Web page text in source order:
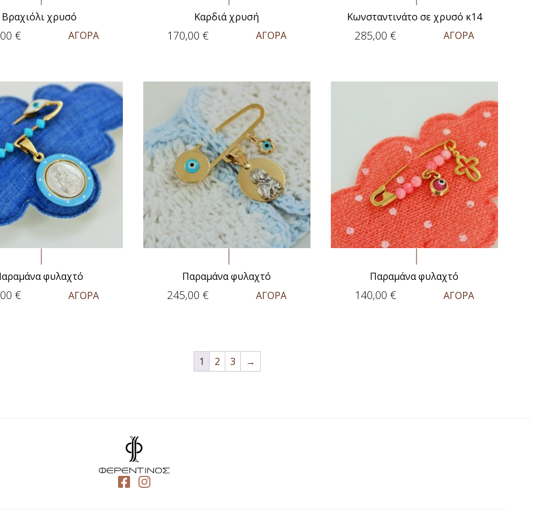
Βραχιόλι χρυσό
€ ΑΓΟΡΑ
Καρδιά χρυσή
170,00€ ΑΓΟΡΑ
Κωνσταντινάτο σε χρυσό κ14
285,00€ ΑΓΟΡΑ
φυλαχτό
€ ΑΓΟΡΑ
Παραμάνα φυλαχτό
245,00€ ΑΓΟΡΑ
Παραμάνα φυλαχτό
140,00€ ΑΓΟΡΑ
1 2 3 →